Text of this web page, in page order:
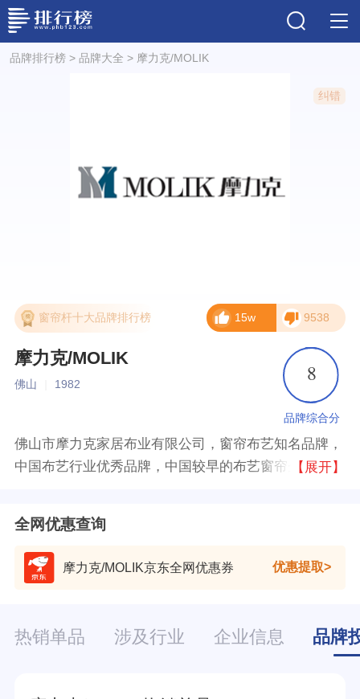
品牌排行榜> 品牌大全 > 摩力克/MOLIK
纠错
窗帘杆十大品牌排行榜 15w 9538
摩力克/MOLIK
佛山 1982 8
品牌综合分
佛山市摩力克家居布业有限公司，窗帘布艺知名品牌，
中国布艺行业优秀品牌，中国较早的布艺窗帘企业之
【展开】
全网优惠查询
摩力克/MOLIK京东全网优惠券 优惠提取
热销单品 涉及行业 企业信息 品牌